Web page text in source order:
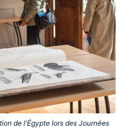
de l'Égypte lors des Journées